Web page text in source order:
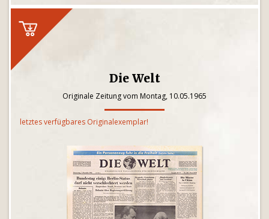
Die Welt
Originale Zeitung vom Montag, 10.05.1965
letztes verfügbares Originalexemplar!